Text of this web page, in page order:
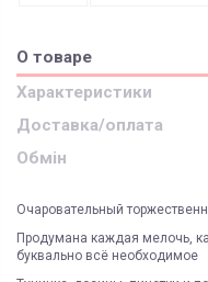
О товаре
Характеристики
Доставка/оплата
Обмін
Очаровательный
Продумана каждая мелочь,
буквально всё необходимое